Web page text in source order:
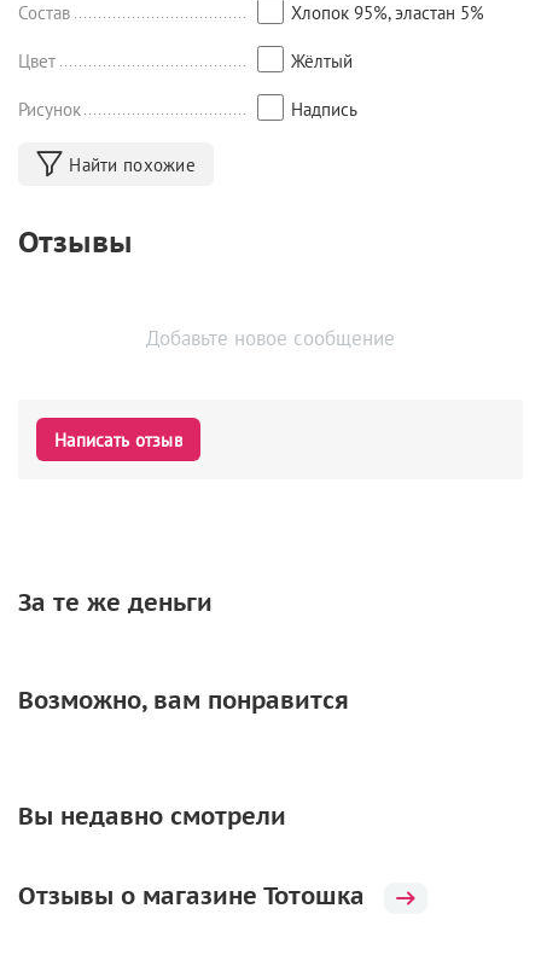
Состав Хлопок 95%, эластан 5%
Цвет Жёлтый
Рисунок Надпись
Найти похожие
Отзывы
Добавьте новое сообщение
Написать отзыв
За те же деньги
Возможно, вам понравится
Вы недавно смотрели
Отзывы о магазине Тотошка